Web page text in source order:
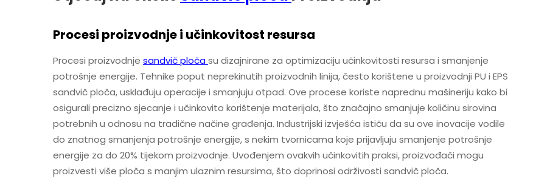
Procesi proizvodnje i učinkovitost resursa
Procesi proizvodnje sandvič pločasu dizajnirane za optimizaciju učinkovitosti resursa i smanjenje
potrošnje energije. Tehnike poput neprekinutih proizvodnih linija, često korištene u proizvodnji PU i EPS
sandvič ploča, usklađuju operacije i smanjuju otpad. Ove procese koriste naprednu mašineriju kako bi
osigurali precizno sjecanje i učinkovito korištenje materijala, što značajno smanjuje količinu sirovina
potrebnih u odnosu na tradične načine građenja. Industrijski izvješća ističu da su ove inovacije vodile
do znatnog smanjenja potrošnje energije, s nekim tvornicama koje prijavljuju smanjenje potrošnje
energije za do 20% tijekom proizvodnje. Uvođenjem ovakvih učinkovitih praksi, proizvođači mogu
proizvesti više ploča s manjim ulaznim resursima, što doprinosi održivosti sandvič ploča.